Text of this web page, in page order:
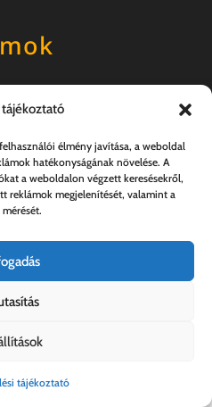
tájékoztató
élmény javítása, a weboldal
hatékonyságának növelése. A
a weboldalon végzett keresésekről,
reklámok megjelenítését, valamint a
tájékoztató
| 57357889-1-33